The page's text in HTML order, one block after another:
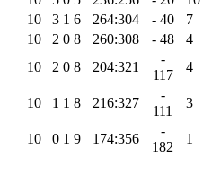
10 3 1 6 264:304 - 40
7
10 2 0 8 260:308 - 48
4
10 2 0 8 204:321
-
117
4
10 1 1 8 216:327
-
111
3
10 0 1 9 174:356
-
182
1